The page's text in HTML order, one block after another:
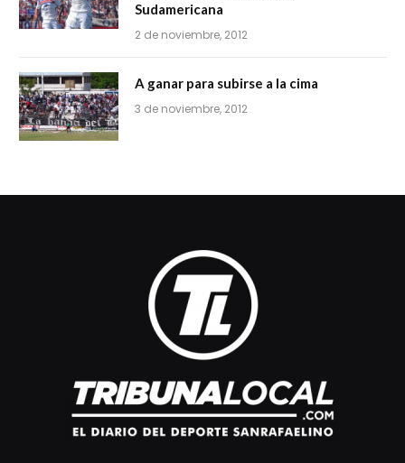
Sudamericana
2 de noviembre, 2012
A ganar para subirse a la cima
3 de noviembre, 2012